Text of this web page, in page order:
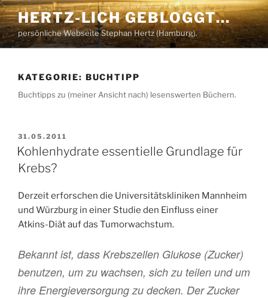
Zum
Inhalt
springen
HERTZ-LICH GEBLOGGT…
persönliche Webseite Stephan Hertz (Hamburg).
KATEGORIE: BUCHTIPP
Buchtipps zu (meiner Ansicht nach) lesenswerten Büchern.
VERÖFFENTLICHT
AM
31.05.2011
Kohlenhydrate essentielle Grundlage für
Krebs?
Derzeit erforschen die Universitätskliniken Mannheim
und Würzburg in einer Studie den Einfluss einer
Atkins-Diät auf das Tumorwachstum.
Bekannt ist, dass Krebszellen Glukose (Zucker)
benutzen, um zu wachsen, sich zu teilen und um
ihre Energieversorgung zu decken. Der Zucker